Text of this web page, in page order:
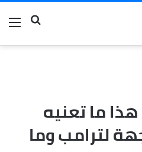
بحث
ما تعنيه
لترامب وما